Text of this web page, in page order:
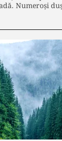
Numeroși